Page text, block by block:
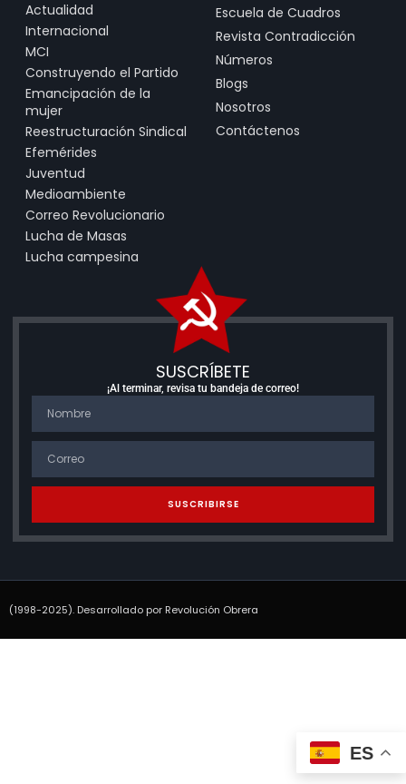
Actualidad
Internacional
MCI
Construyendo el Partido
Emancipación de la
mujer
Reestructuración Sindical
Efemérides
Juventud
Medioambiente
Correo Revolucionario
Lucha de Masas
Lucha campesina
Escuela de Cuadros
Revista Contradicción
Números
Blogs
Nosotros
Contáctenos
SUSCRÍBETE
¡Al terminar, revisa tu bandeja de correo!
SUSCRIBIRSE
(1998-2025). Desarrollado por Revolución Obrera
ES